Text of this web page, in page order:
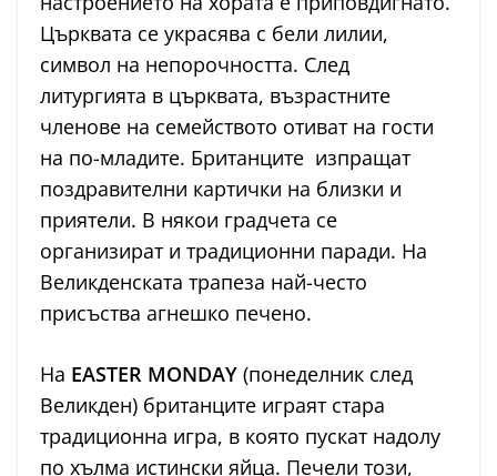
Църквата се украсява с бели лилии,
символ на непорочността. След
литургията в църквата, възрастните
членове на семейството отиват на гости
на по-младите. Британците изпращат
поздравителни картички на близки и
приятели. В някои градчета се
организират и традиционни паради. На
Великденската трапеза най-често
присъства агнешко печено.
На EASTER MONDAY (понеделник след
Великден) британците играят стара
традиционна игра, в която пускат надолу
по хълма истински яйца. Печели този,